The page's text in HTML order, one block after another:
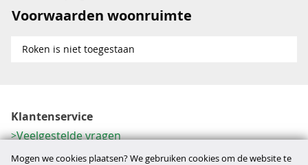
Voorwaarden woonruimte
Roken is niet toegestaan
Klantenservice
Veelgestelde vragen
Contactformulier
Mogen we cookies plaatsen? We gebruiken cookies om de website te